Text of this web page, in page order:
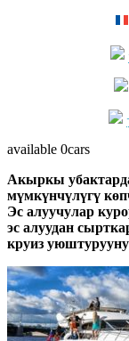
available 0cars
Акыркы
мүмкүнчүлүгү
Эс алуучулар
эс алуудан
круиз